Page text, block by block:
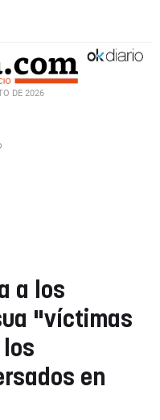
DE 2026
a los
"víctimas
en